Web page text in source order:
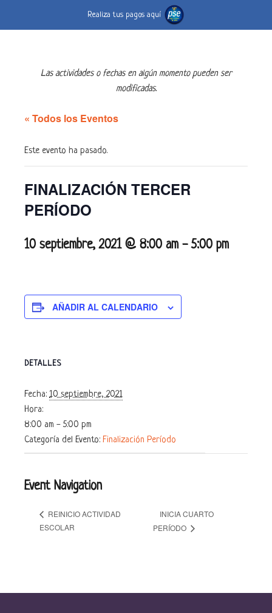
Realiza tus pagos aquí
Las actividades o fechas en algún momento pueden ser
modificadas.
« Todos los Eventos
Este evento ha pasado.
FINALIZACIÓN TERCER
PERÍODO
10 septiembre, 2021 @ 8:00 am -5:00 pm
AÑADIR AL CALENDARIO
DETALLES
Fecha: 10 septiembre, 2021
Hora:
8:00 am - 5:00 pm
Categoría del Evento: Finalización Período
Event Navigation
REINICIO ACTIVIDAD
ESCOLAR
INICIA CUARTO
PERÍODO